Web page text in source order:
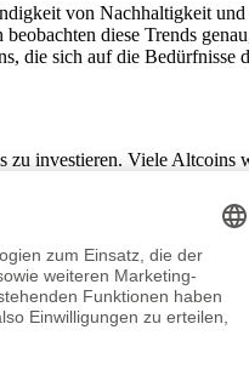
von Nachhaltigkeit
diese Trends
sich auf die Bedürfnisse
investieren. Viele Altcoins
geprägt ist. In einer Zeit,
dem Projekt, sowie deren
helfen, die Nachhaltigkeit